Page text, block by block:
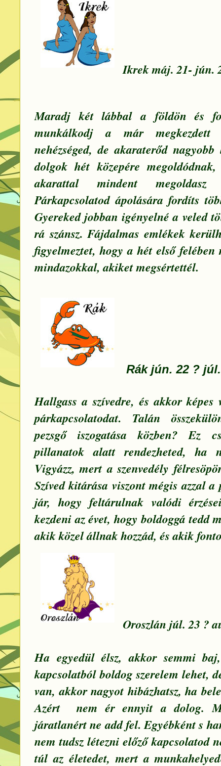
Ikrek máj. 21- jún.
Maradj két lábbal a földön és
munkálkodj a már megkezdett
nehézséged, de akaraterőd
dolgok hét közepére
akarattal mindent
Párkapcsolatod ápolására fordíts
Gyereked jobban igényelné a veled
rá szánsz. Fájdalmas emlékek
figyelmeztet, hogy a hét első felében
mindazokkal, akiket megsértettél.
Rák jún. 22 ?
Hallgass a szívedre, és akkor
párkapcsolatodat. Talán
pezsgő iszogatása közben? Ez
pillanatok alatt rendezheted, ha
Vigyázz, mert a szenvedély
Szíved kitárása viszont mégis azzal
jár, hogy feltárulnak valódi
kezdeni az évet, hogy boldoggá tedd
akik közel állnak hozzád, és akik
Oroszlán júl. 23 ?
Ha egyedül élsz, akkor semmi
kapcsolatból boldog szerelem lehet,
van, akkor nagyot hibázhatsz, ha
Azért nem ér ennyit a dolog.
járatlanért ne add fel. Egyébként s
nem tudsz létezni előző kapcsolatod
túl az életedet, mert a